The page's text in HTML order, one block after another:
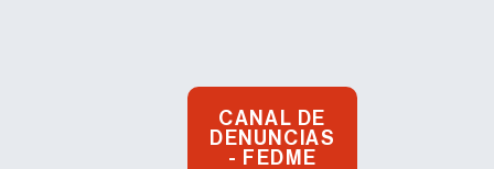
CANAL DE
DENUNCIAS
- FEDME